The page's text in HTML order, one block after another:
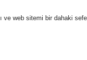
ve web sitemi bir dahaki